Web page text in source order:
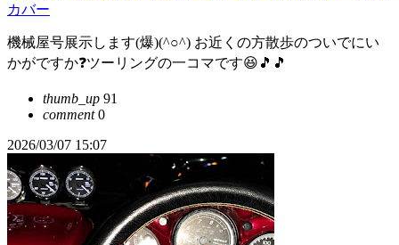
カバー
機械屋号展示します(爆)(^○^) お近くの方散歩のついでにい
かがですか❓ツーリングの一コマです😆🎵🎵
thumb_up 91
comment0
2026/03/07 15:07